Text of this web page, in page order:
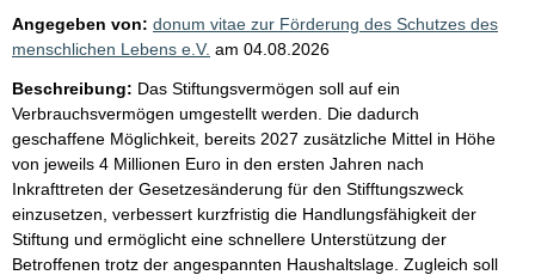
Angegeben von: donum vitae zur Förderung des Schutzes des
menschlichen Lebens e.V. am 04.08.2026
Beschreibung: Das Stiftungsvermögen soll auf ein
Verbrauchsvermögen umgestellt werden. Die dadurch
geschaffene Möglichkeit, bereits 2027 zusätzliche Mittel in Höhe
von jeweils 4 Millionen Euro in den ersten Jahren nach
Inkrafttreten der Gesetzesänderung für den Stifftungszweck
einzusetzen, verbessert kurzfristig die Handlungsfähigkeit der
Stiftung und ermöglicht eine schnellere Unterstützung der
Betroffenen trotz der angespannten Haushaltslage. Zugleich soll